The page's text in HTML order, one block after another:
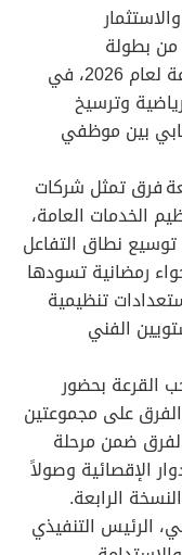
من بطولة
“أومينفست” الرمضانية لشركات المجموعة لعام 2026، في
وترسيخ
بين موظفي
فرق تمثل شركات
الخدمات العامة،
نطاق التفاعل
رمضانية تسودها
تنظيمية
الفني
القرعة بحضور
على مجموعتين
ضمن مرحلة
الإقصائية وصولاً
الرابعة.
الرئيس التنفيذي